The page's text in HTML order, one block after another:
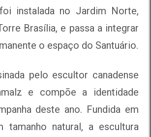
instalada no Jardim Norte,
Brasília, e passa a integrar
o espaço do Santuário.
pelo escultor canadense
e compõe a identidade
deste ano. Fundida em
tamanho natural, a escultura